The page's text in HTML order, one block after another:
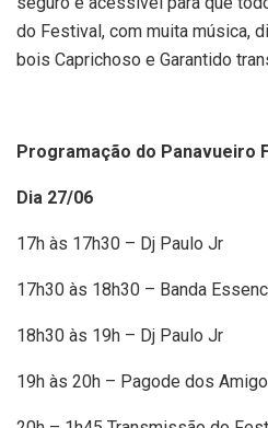
do Festival, com muita música,
bois Caprichoso e Garantido
Programação do Panavueiro
Dia 27/06
17h às 17h30 – Dj Paulo Jr
17h30 às 18h30 – Banda
18h30 às 19h – Dj Paulo Jr
19h às 20h – Pagode dos